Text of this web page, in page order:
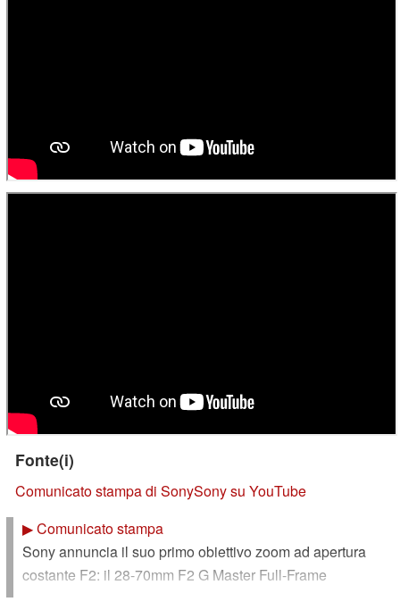
Fonte(i)
Comunicato stampa di SonySony su YouTube
▶Comunicato stampa
Sony annuncia il suo primo obiettivo zoom ad apertura
costante F2: il 28-70mm F2 G Master Full-Frame